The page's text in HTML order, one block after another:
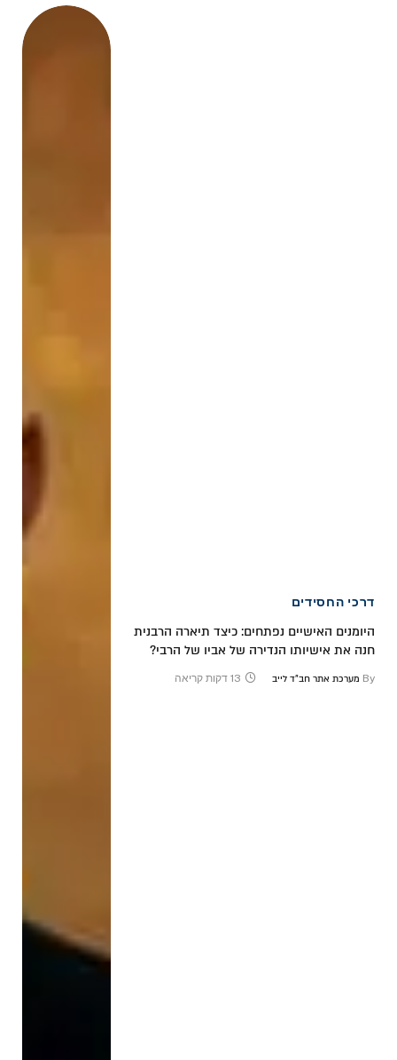
דרכי החסידים
היומנים האישיים נפתחים: כיצד תיארה הרבנית
חנה את אישיותו הנדירה של אביו של הרבי?
By מערכת אתר חב"ד לייב 13 דקות קריאה